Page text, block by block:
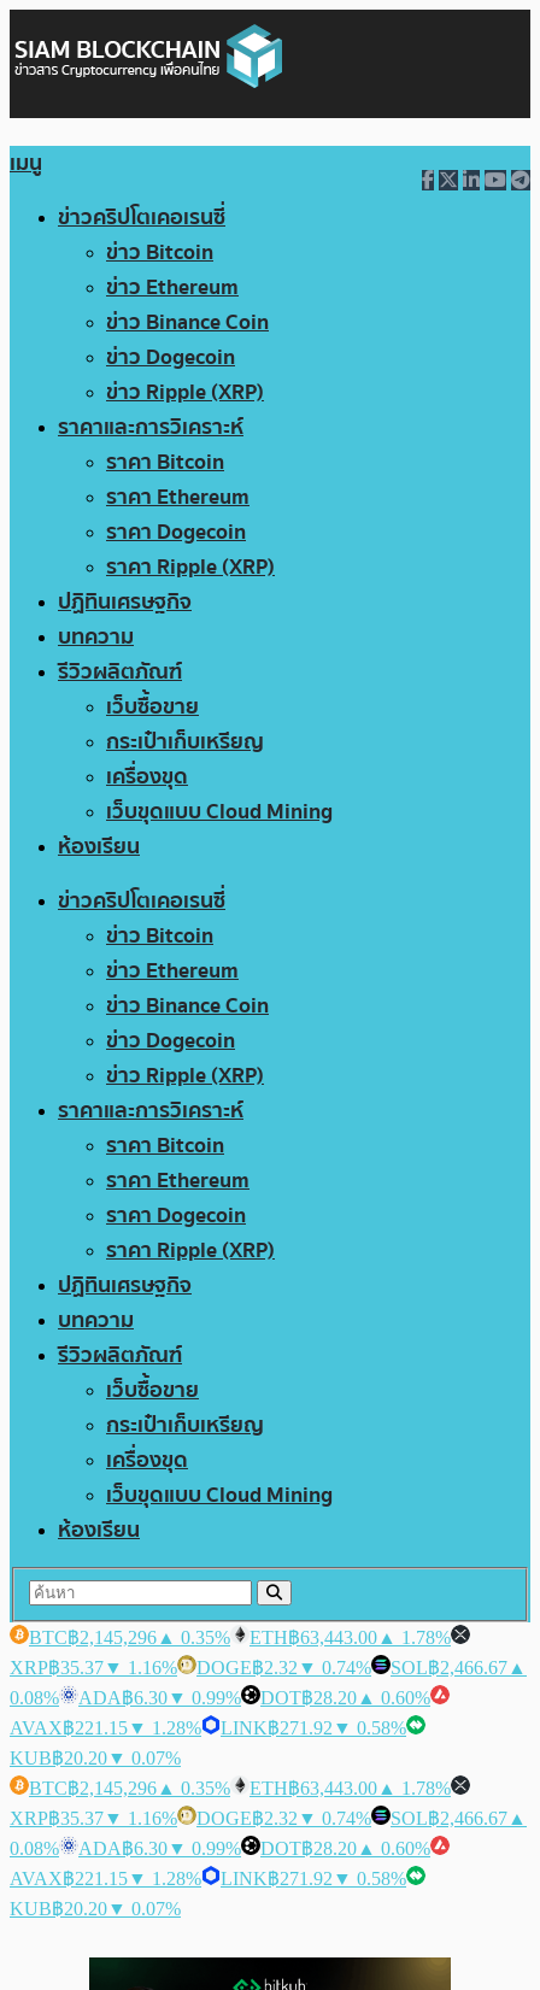
เมนู
ข่าวคริปโตเคอเรนซี่
ข่าว Bitcoin
ข่าว Ethereum
ข่าว Binance Coin
ข่าว Dogecoin
ข่าว Ripple (XRP)
ราคาและการวิเคราะห์
ราคา Bitcoin
ราคา Ethereum
ราคา Dogecoin
ราคา Ripple (XRP)
ปฏิทินเศรษฐกิจ
บทความ
รีวิวผลิตภัณฑ์
เว็บซื้อขาย
กระเป๋าเก็บเหรียญ
เครื่องขุด
เว็บขุดแบบ Cloud Mining
ห้องเรียน
ข่าวคริปโตเคอเรนซี่
ข่าว Bitcoin
ข่าว Ethereum
ข่าว Binance Coin
ข่าว Dogecoin
ข่าว Ripple (XRP)
ราคาและการวิเคราะห์
ราคา Bitcoin
ราคา Ethereum
ราคา Dogecoin
ราคา Ripple (XRP)
ปฏิทินเศรษฐกิจ
บทความ
รีวิวผลิตภัณฑ์
เว็บซื้อขาย
กระเป๋าเก็บเหรียญ
เครื่องขุด
เว็บขุดแบบ Cloud Mining
ห้องเรียน
BTC฿2,145,296 ▲ 0.35% ETH฿63,443.00 ▲ 1.78%
XRP฿35.37▼ 1.16% DOGE฿2.32 ▼ 0.74% SOL฿2,466.67 ▲
0.08%
ADA฿6.30▼ 0.99% DOT฿28.20 ▲ 0.60%
AVAX฿221.15▼ 1.28% LINK฿271.92 ▼ 0.58%
KUB฿20.20▼ 0.07%
BTC฿2,145,296 ▲ 0.35% ETH฿63,443.00 ▲ 1.78%
XRP฿35.37▼ 1.16% DOGE฿2.32 ▼ 0.74% SOL฿2,466.67 ▲
0.08%
ADA฿6.30▼ 0.99% DOT฿28.20 ▲ 0.60%
AVAX฿221.15▼ 1.28% LINK฿271.92 ▼ 0.58%
KUB฿20.20▼ 0.07%